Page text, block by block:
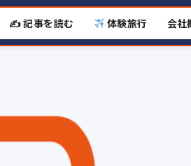
✍️ 記事を読む 体験旅行 会社